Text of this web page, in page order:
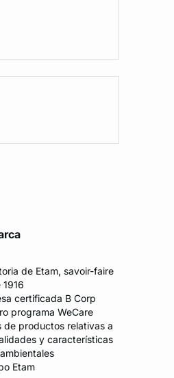
de Etam, savoir-faire
certificada B Corp
programa WeCare
de productos relativas a
y características
Etam